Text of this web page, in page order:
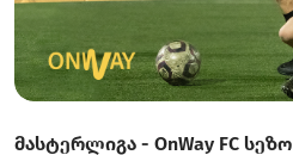
მასტერლიგა - OnWay FC